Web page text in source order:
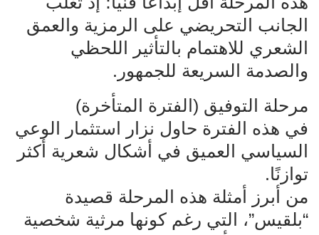
الجانب التحريضي على الرمزية والعمق
الشعري للاهتمام بالتأثير اللحظي
والصدمة السريعة للجمهور.
مرحلة التوفيق (الفترة المتأخرة)
في هذه الفترة حاول نزار استثمار الوعي
السياسي العميق في أشكال شعرية أكثر
توازنًا.
من أبرز أمثلة هذه المرحلة قصيدة
“بلقيس”، التي رغم كونها مرثية شخصية